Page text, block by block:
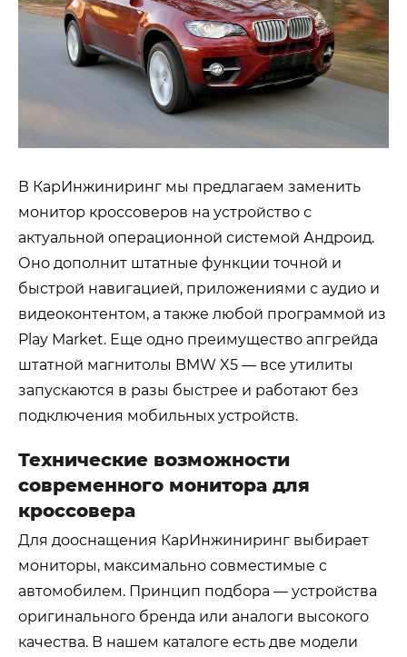
В КарИнжиниринг мы предлагаем заменить
монитор кроссоверов на устройство с
актуальной операционной системой Андроид.
Оно дополнит штатные функции точной и
быстрой навигацией, приложениями с аудио и
видеоконтентом, а также любой программой из
Play Market. Еще одно преимущество апгрейда
штатной магнитолы BMW X5 — все утилиты
запускаются в разы быстрее и работают без
подключения мобильных устройств.
Технические возможности
современного монитора для
кроссовера
Для дооснащения КарИнжиниринг выбирает
мониторы, максимально совместимые с
автомобилем. Принцип подбора — устройства
оригинального бренда или аналоги высокого
качества. В нашем каталоге есть две модели